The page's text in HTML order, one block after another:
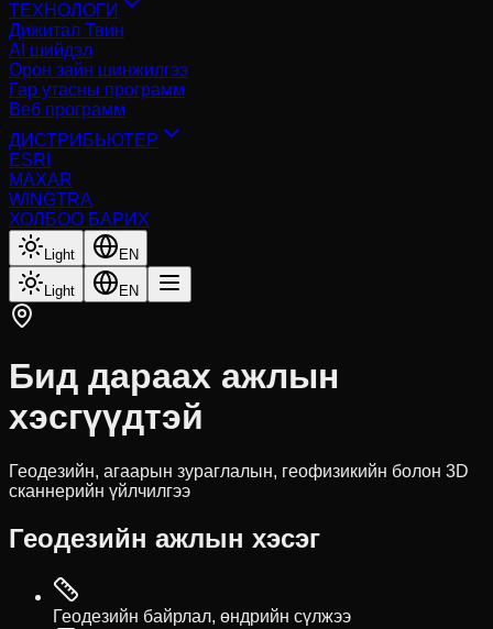
ТЕХНОЛОГИ
Дижитал Твин
AI шийдэл
Орон зайн шинжилгээ
Гар утасны программ
Веб программ
ДИСТРИБЬЮТЕР
ESRI
MAXAR
WINGTRA
ХОЛБОО БАРИХ
Light EN
Light EN
Бид дараах ажлын
хэсгүүдтэй
Геодезийн, агаарын зураглалын, геофизикийн болон 3D
сканнерийн үйлчилгээ
Геодезийн ажлын хэсэг
Геодезийн байрлал, өндрийн сүлжээ